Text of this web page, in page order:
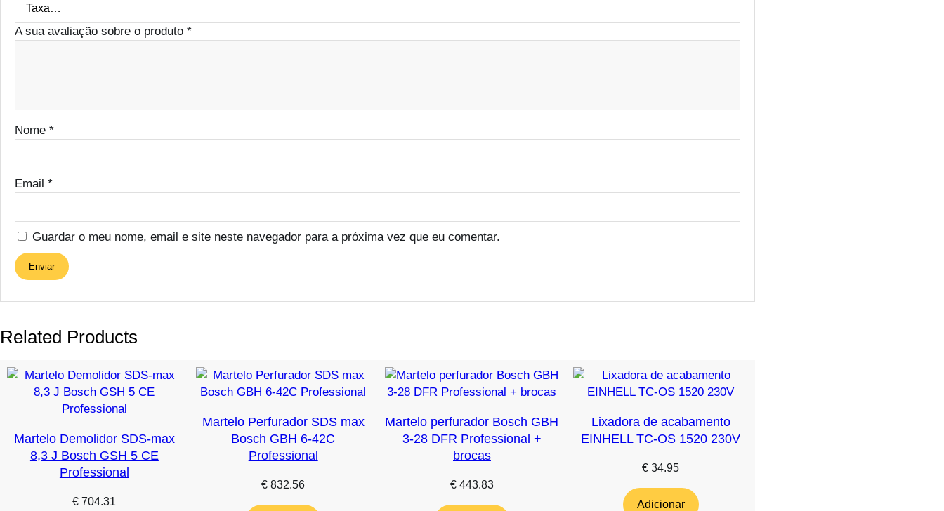
A sua avaliação sobre o produto *
Nome *
Email *
Guardar o meu nome, email e site neste navegador para a próxima vez que eu comentar.
Related Products
Martelo Demolidor SDS-max
8,3 J Bosch GSH 5 CE
Professional
€ 704.31
Martelo Perfurador SDS max
Bosch GBH 6-42C
Professional
€ 832.56
Martelo perfurador Bosch GBH
3-28 DFR Professional +
brocas
€443.83
Lixadora de acabamento
EINHELL TC-OS 1520 230V
€ 34.95
Adicionar